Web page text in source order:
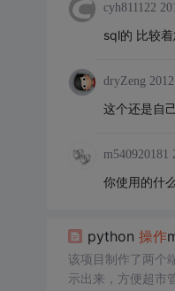
cyh811122
sql的 比较
dryZeng
这个还是自
m540920181
你使用的什
python 操作
该项目制作了两个
示出来，方便超市